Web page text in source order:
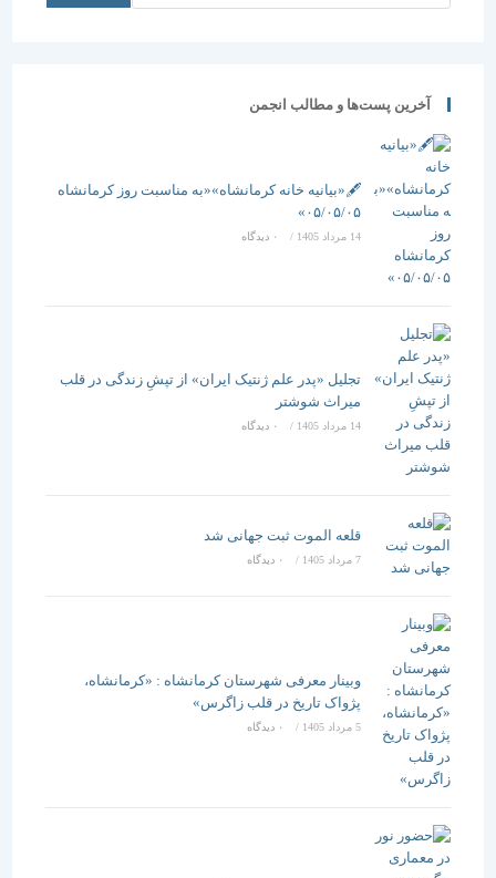
آخرین پست‌ها و مطالب انجمن
🖋️«بیانیه خانه کرمانشاه»«به مناسبت روز کرمانشاه
۰۵/۰۵/۰۵»
/ ۰ دیدگاه
تجلیل «پدر علم ژنتیک ایران» از تپشِ زندگی در قلب
میراث شوشتر
14 مرداد 1405 / ۰ دیدگاه
قلعه الموت ثبت جهانی شد
/ ۰ دیدگاه
وبینار معرفی شهرستان کرمانشاه : «کرمانشاه،
پژواک تاریخ در قلب زاگرس»
5 مرداد 1405 / ۰ دیدگاه